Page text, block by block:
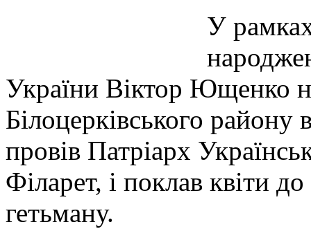
У
України Віктор Ющенко
Білоцерківського району
провів Патріарх
Філарет, і поклав квіти
гетьману.